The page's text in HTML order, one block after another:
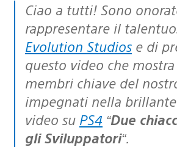
Ciao a tutti! Sono onorato di
rappresentare il
Evolution Studios e di
questo video che
membri chiave del
impegnati nella
video su PS4 “Due
gli Sviluppatori“.